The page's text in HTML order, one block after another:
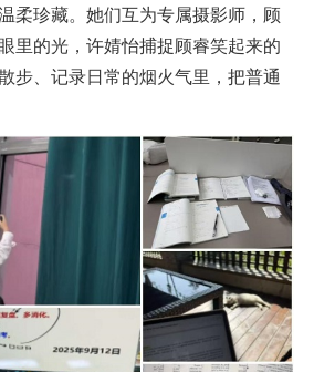
柔珍藏。她们互为专属摄影师，顾
里的光，许婧怡捕捉顾睿笑起来的
步、记录日常的烟火气里，把普通